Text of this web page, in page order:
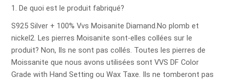
1. De quoi est le produit fabriqué?
S925 Silver + 100% Vvs Moisanite Diamand.No plomb et
nickel2. Les pierres Moisanite sont-elles collées sur le
produit? Non, Ils ne sont pas collés. Toutes les pierres de
Moissanite que nous avons utilisées sont VVS DF Color
Grade with Hand Setting ou Wax Taxe. Ils ne tomberont pas